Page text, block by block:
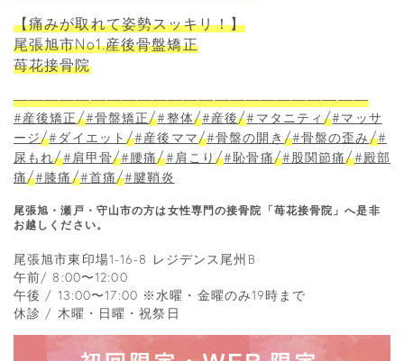
【痛みが取れて姿勢スッキリ！】
尾張旭市No1.産後骨盤矯正
苺花接骨院
―――――――――――――――――――――――
#産後矯正/#骨盤矯正/#整体/#産後/#マタニティ/#マッサ
ージ/#ダイエット/#産後ママ/#骨盤の開き /#骨盤の歪み/#
尿もれ/#肩甲骨/#腰痛/#肩こり/#恥骨痛/#股関節痛/#殿部
痛/#膝痛/#首痛/#腱鞘炎
尾張旭・瀬戸・守山市の方は女性専門の接骨院「苺花接骨院」へ是非
お越しください。
尾張旭市東印場1-16-8 レジデンス尾州B
午前/ 8:00〜12:00
午後 / 13:00〜17:00 ※水曜・金曜のみ19時まで
休診 / 木曜・日曜・祝祭日